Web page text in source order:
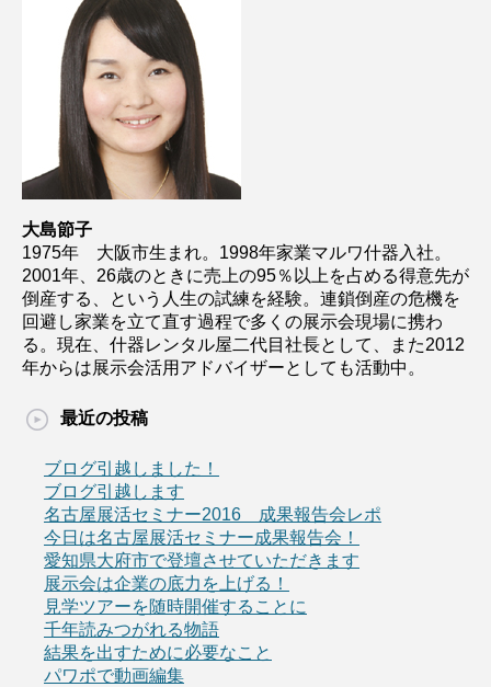
大島節子
1975年 大阪市生まれ。1998年家業マルワ什器入社。
2001年、26歳のときに売上の95％以上を占める得意先が
倒産する、という人生の試練を経験。連鎖倒産の危機を
回避し家業を立て直す過程で多くの展示会現場に携わ
る。現在、什器レンタル屋二代目社長として、また2012
年からは展示会活用アドバイザーとしても活動中。
最近の投稿
ブログ引越しました！
ブログ引越します
名古屋展活セミナー2016 成果報告会レポ
今日は名古屋展活セミナー成果報告会！
愛知県大府市で登壇させていただきます
展示会は企業の底力を上げる！
見学ツアーを随時開催することに
千年読みつがれる物語
結果を出すために必要なこと
パワポで動画編集